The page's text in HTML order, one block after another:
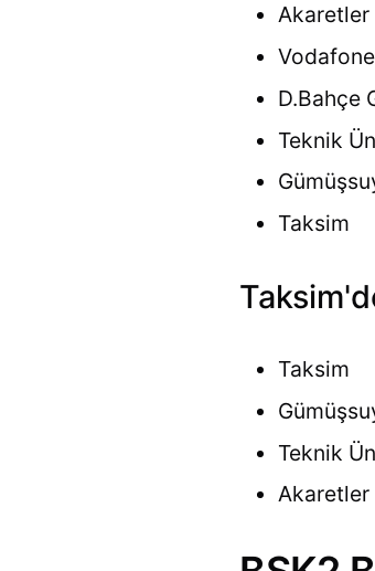
Akaretler
D.Bahçe
Teknik
Taksim
Taksim
Teknik
Akaretler